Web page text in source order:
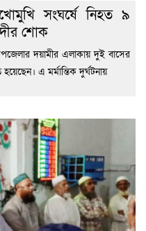
সংঘর্ষে নিহত ৯
শোক
দয়ামীর এলাকায় দুই বাসের
এ মর্মান্তিক দুর্ঘটনায়